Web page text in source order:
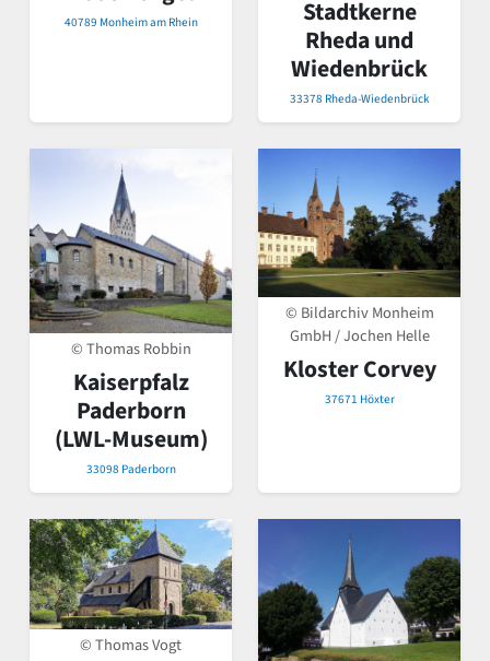
40789 Monheim am Rhein
Stadtkerne
Rheda und
Wiedenbrück
33378 Rheda-Wiedenbrück
© Thomas Robbin
Kaiserpfalz
Paderborn
(LWL-Museum)
33098 Paderborn
© Bildarchiv Monheim
GmbH / Jochen Helle
Kloster Corvey
37671 Höxter
© Thomas Vogt